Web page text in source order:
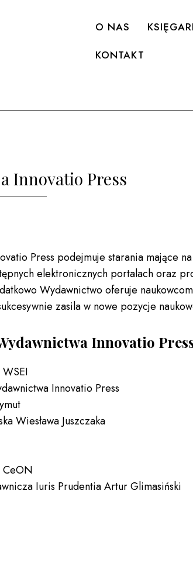
O NAS
KONTAKT
Innovatio Press
Press podejmuje starania mające
elektronicznych portalach oraz
Wydawnictwo oferuje
zasila w nowe pozycje
Innovatio
Innovatio Press
Wiesława Juszczaka
CeON
Iuris Prudentia Artur Glimasiński